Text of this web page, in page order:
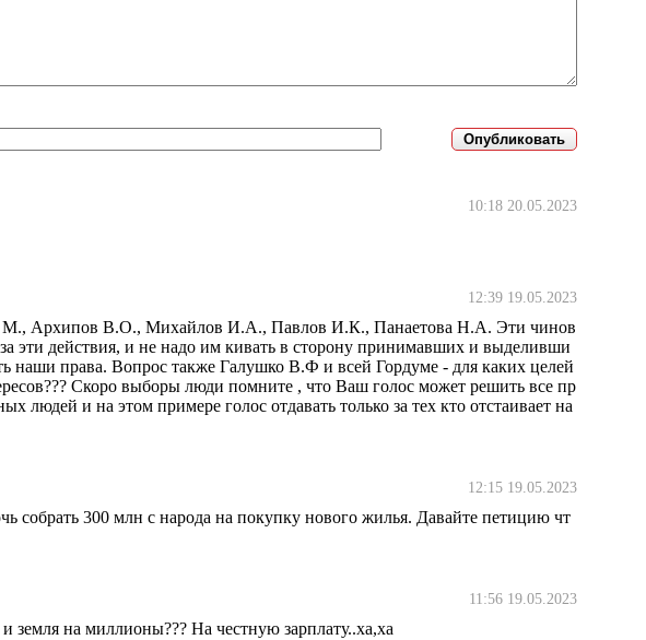
10:18 20.05.2023
12:39 19.05.2023
М., Архипов В.О., Михайлов И.А., Павлов И.К., Панаетова Н.А. Эти чинов
эти действия, и не надо им кивать в сторону принимавших и выделивши
наши права. Вопрос также Галушко В.Ф и всей Гордуме - для каких целей
Скоро выборы люди помните , что Ваш голос может решить все пр
людей и на этом примере голос отдавать только за тех кто отстаивает на
12:15 19.05.2023
собрать 300 млн с народа на покупку нового жилья. Давайте петицию чт
11:56 19.05.2023
земля на миллионы??? На честную зарплату..ха,ха